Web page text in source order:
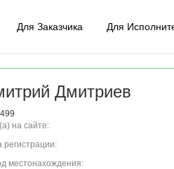
Для Заказчика Для
Дмитриев
на сайте:
регистрации:
местонахождения: